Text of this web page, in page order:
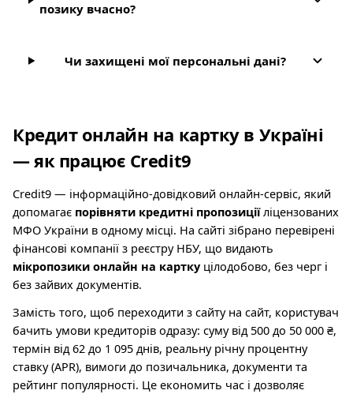
позику вчасно?
Чи захищені мої персональні дані?
Кредит онлайн на картку в Україні
— як працює Credit9
Credit9 — інформаційно-довідковий онлайн-сервіс, який
допомагає порівняти кредитні пропозиціїліцензованих
МФО України в одному місці. На сайті зібрано перевірені
фінансові компанії з реєстру НБУ, що видають
мікропозики онлайн на картку цілодобово, без черг і
без зайвих документів.
Замість того, щоб переходити з сайту на сайт, користувач
бачить умови кредиторів одразу: суму від 500 до 50 000 ₴,
термін від 62 до 1 095 днів, реальну річну процентну
ставку (APR), вимоги до позичальника, документи та
рейтинг популярності. Це економить час і дозволяє